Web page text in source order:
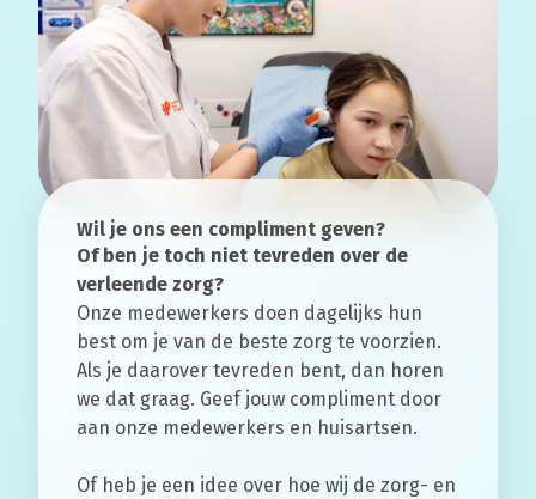
Wil je ons een compliment geven?
Of ben je toch niet tevreden over de
verleende zorg?
Onze medewerkers doen dagelijks hun
best om je van de beste zorg te voorzien.
Als je daarover tevreden bent, dan horen
we dat graag. Geef jouw compliment door
aan onze medewerkers en huisartsen.
Of heb je een idee over hoe wij de zorg- en